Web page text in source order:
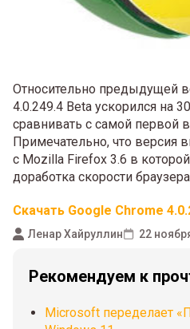
Относительно предыдущей
4.0.249.4 Beta ускорился на
сравнивать с самой первой
Примечательно, что версия
с Mozilla Firefox 3.6 в
доработка скорости
Скачать Google Chrome
Ленар Хайруллин 22
Рекомендуем к
Microsoft переделает